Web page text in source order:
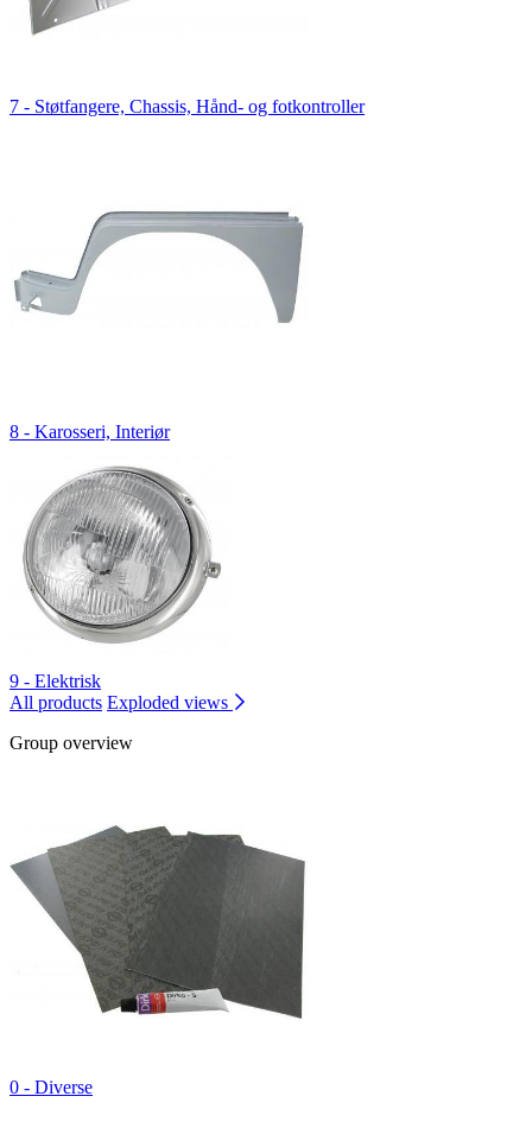
7 - Støtfangere, Chassis, Hånd- og fotkontroller
8 - Karosseri, Interiør
9 - Elektrisk
All products Exploded views
Group overview
0 - Diverse